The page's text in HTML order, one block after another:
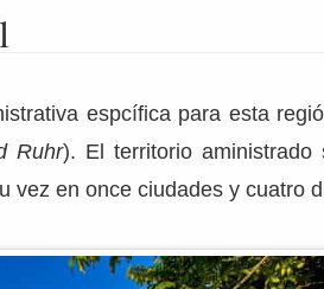
espcífica para esta
Ruhr). El territorio
vez en once ciudades y cuatro